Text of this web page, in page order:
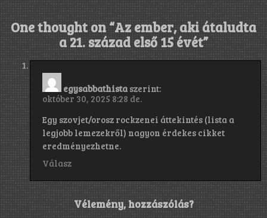
One thought on “Az ember, aki átaludta
a 21. század első 15 évét”
egysabbathista szerint:
október 30, 2025 8:28 de.
Egy szovjet/orosz rockzenei áttekintés (lista a
legjobb lemezekről) nagyon érdekes cikket
eredményezhetne.
Válasz
Vélemény, hozzászólás?